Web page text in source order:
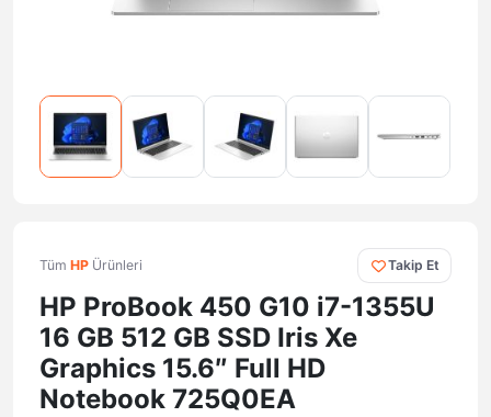
Tüm HP Ürünleri Takip Et
HP ProBook 450 G10 i7-1355U
16 GB 512 GB SSD Iris Xe
Graphics 15.6″ Full HD
Notebook 725Q0EA